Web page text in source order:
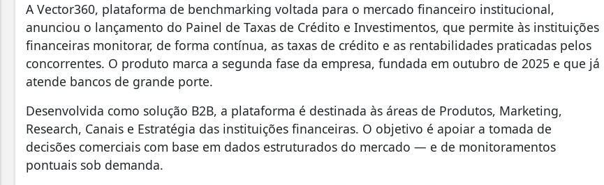
A Vector360, plataforma de benchmarking voltada para o mercado financeiro institucional,
anunciou o lançamento do Painel de Taxas de Crédito e Investimentos, que permite às instituições
financeiras monitorar, de forma contínua, as taxas de crédito e as rentabilidades praticadas pelos
concorrentes. O produto marca a segunda fase da empresa, fundada em outubro de 2025 e que já
atende bancos de grande porte.
Desenvolvida como solução B2B, a plataforma é destinada às áreas de Produtos, Marketing,
Research, Canais e Estratégia das instituições financeiras. O objetivo é apoiar a tomada de
decisões comerciais com base em dados estruturados do mercado — e de monitoramentos
pontuais sob demanda.